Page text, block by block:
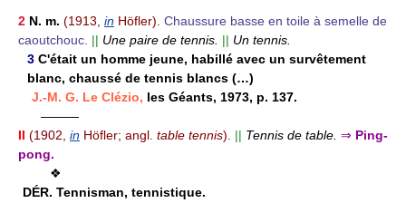
2 N. m. (1913, in Höfler). Chaussure basse en toile à semelle de
caoutchouc. || Une paire de tennis. || Un tennis.
3 C'était un homme jeune, habillé avec un survêtement
blanc, chaussé de tennis blancs (…)
J.-M. G. Le Clézio, les Géants, 1973, p. 137.
———
II (1902, in Höfler; angl. table tennis). || Tennis de table. ⇒ Ping-
pong.
❖
DÉR. Tennisman, tennistique.